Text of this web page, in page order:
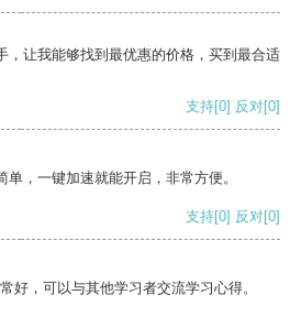
，让我能够找到最优惠的价格，买到最合适
支持[0] 反对[0]
，一键加速就能开启，非常方便。
支持[0] 反对[0]
好，可以与其他学习者交流学习心得。